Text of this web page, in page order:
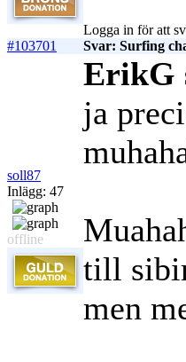
Logga in för att
#103701
Svar: Surfing
soll87
Inlägg: 47
offline
ErikG
ja
till
men